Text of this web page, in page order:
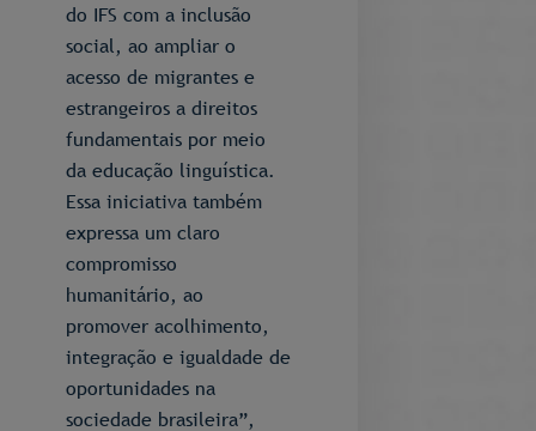
do IFS com a inclusão
social, ao ampliar o
acesso de migrantes e
estrangeiros a direitos
fundamentais por meio
da educação linguística.
Essa iniciativa também
expressa um claro
compromisso
humanitário, ao
promover acolhimento,
integração e igualdade de
oportunidades na
sociedade brasileira”,